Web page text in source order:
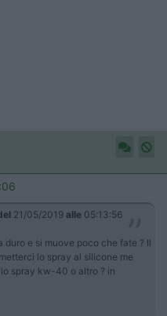
21/05/2019 alle 05:13:56
e si muove poco che fate ? Il
lo spray al silicone me
spray kw-40 o altro ? in